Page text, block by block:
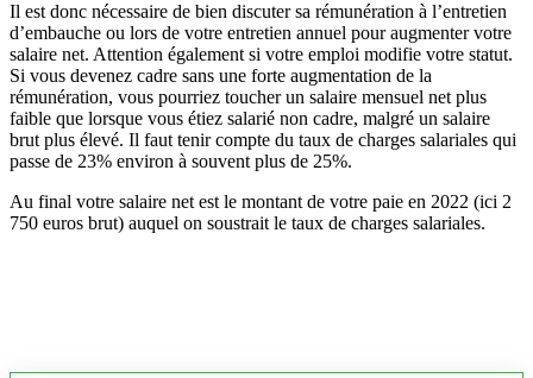
Il est donc nécessaire de bien discuter sa rémunération à l’entretien
d’embauche ou lors de votre entretien annuel pour augmenter votre
salaire net. Attention également si votre emploi modifie votre statut.
Si vous devenez cadre sans une forte augmentation de la
rémunération, vous pourriez toucher un salaire mensuel net plus
faible que lorsque vous étiez salarié non cadre, malgré un salaire
brut plus élevé. Il faut tenir compte du taux de charges salariales qui
passe de 23% environ à souvent plus de 25%.
Au final votre salaire net est le montant de votre paie en 2022 (ici 2
750 euros brut) auquel on soustrait le taux de charges salariales.